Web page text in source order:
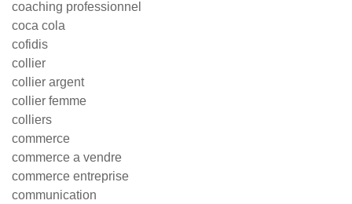
coaching professionnel
coca cola
cofidis
collier
collier argent
collier femme
colliers
commerce
commerce a vendre
commerce entreprise
communication